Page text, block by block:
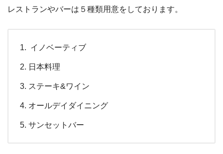
レストランやバーは５種類用意をしております。
イノベーティブ
日本料理
ステーキ&ワイン
オールデイダイニング
サンセットバー